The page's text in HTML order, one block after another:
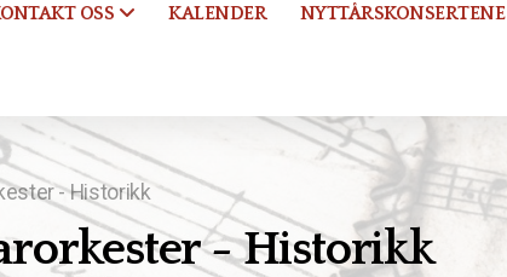
OSS KALENDER NYTTÅRSKONSERTENE
- Historikk
- Historikk